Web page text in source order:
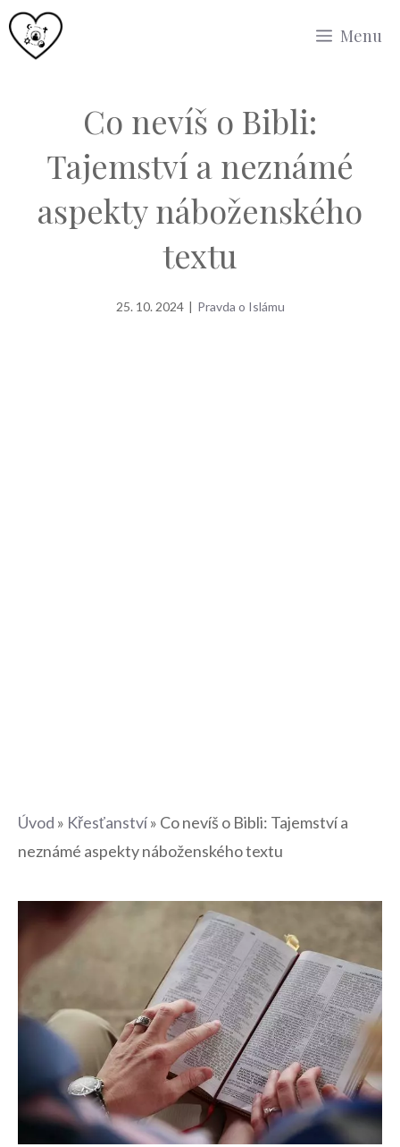
Přeskočit
na
Menu
Co nevíš o Bibli:
Tajemství a neznámé
aspekty náboženského
textu
25. 10. 2024 | Pravda o Islámu
Úvod » Křesťanství» Co nevíš o Bibli: Tajemství a
neznámé aspekty náboženského textu